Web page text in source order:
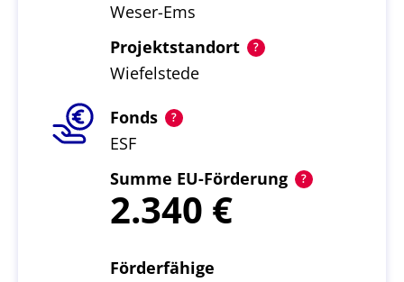
Weser-Ems
Projektstandort
Wiefelstede
Fonds
ESF
Summe EU-Förderung
2.340
Förderfähige